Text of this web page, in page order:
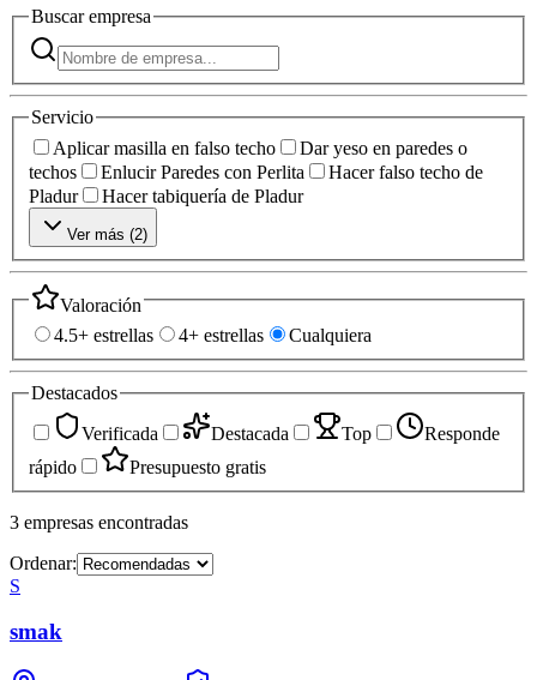
Buscarempresa
Servicio
Aplicar masilla en falso techo
Dar yeso en paredes o
techos
Enlucir Paredes con Perlita
Hacer falso techo de
Pladur
Hacer tabiquería de Pladur
Ver más (2)
Valoración
4.5+ estrellas
4+ estrellas Cualquiera
Destacados
Verificada
Destacada Top
Responde
rápido
Presupuesto gratis
3 empresas encontradas
Ordenar:
S
smak